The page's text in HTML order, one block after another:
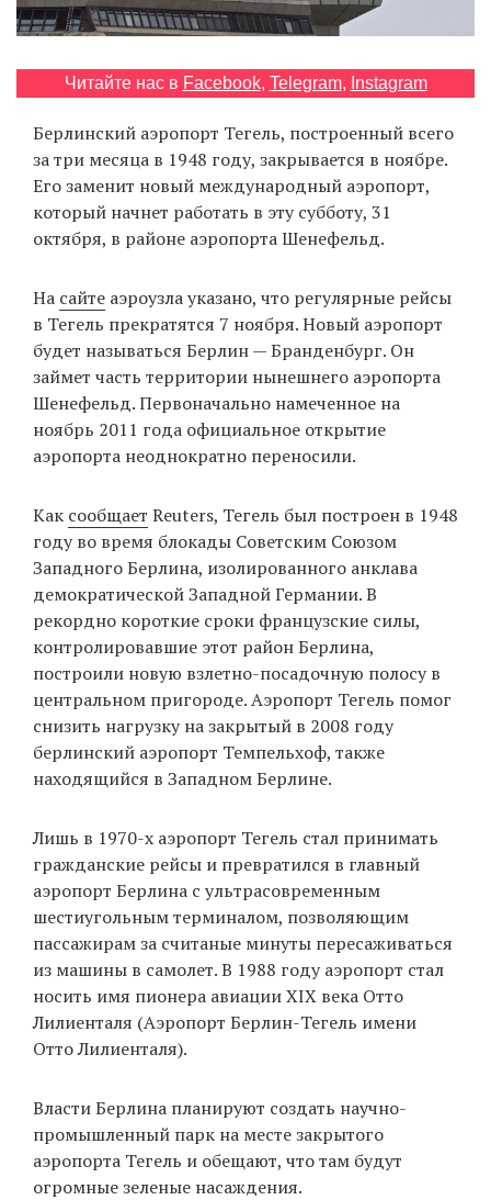
EN
UA
Читайте нас в Facebook, Telegram, Instagram
Берлинский аэропорт Тегель, построенный всего
за три месяца в 1948 году, закрывается в ноябре.
Его заменит новый международный аэропорт,
который начнет работать в эту субботу, 31
октября, в районе аэропорта Шенефельд.
На сайте аэроузла указано, что регулярные рейсы
в Тегель прекратятся 7 ноября. Новый аэропорт
будет называться Берлин — Бранденбург. Он
займет часть территории нынешнего аэропорта
Шенефельд. Первоначально намеченное на
ноябрь 2011 года официальное открытие
аэропорта неоднократно переносили.
Как сообщает Reuters, Тегель был построен в 1948
году во время блокады Советским Союзом
Западного Берлина, изолированного анклава
демократической Западной Германии. В
рекордно короткие сроки французские силы,
контролировавшие этот район Берлина,
построили новую взлетно-посадочную полосу в
центральном пригороде. Аэропорт Тегель помог
снизить нагрузку на закрытый в 2008 году
берлинский аэропорт Темпельхоф, также
находящийся в Западном Берлине.
Лишь в 1970-х аэропорт Тегель стал принимать
гражданские рейсы и превратился в главный
аэропорт Берлина с ультрасовременным
шестиугольным терминалом, позволяющим
пассажирам за считаные минуты пересаживаться
из машины в самолет. В 1988 году аэропорт стал
носить имя пионера авиации XIX века Отто
Лилиенталя (Аэропорт Берлин-Тегель имени
Отто Лилиенталя).
Власти Берлина планируют создать научно-
промышленный парк на месте закрытого
аэропорта Тегель и обещают, что там будут
огромные зеленые насаждения.